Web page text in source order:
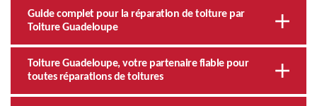
Guide complet pour la réparation de toiture par
Toiture Guadeloupe
Toiture Guadeloupe, votre partenaire fiable pour
toutes réparations de toitures